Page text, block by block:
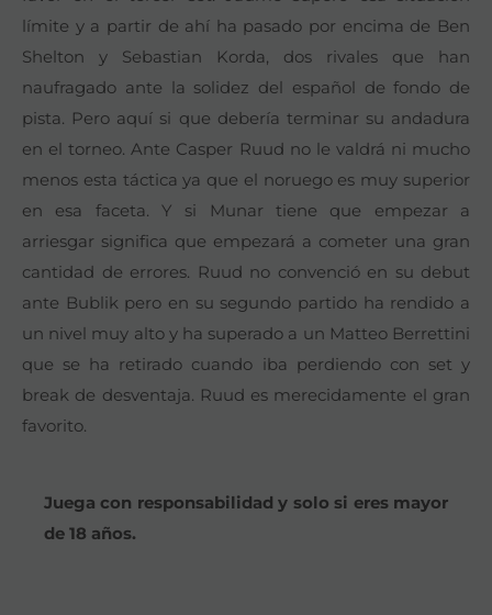
límite y a partir de ahí ha pasado por encima de Ben
Shelton y Sebastian Korda, dos rivales que han
naufragado ante la solidez del español de fondo de
pista. Pero aquí si que debería terminar su andadura
en el torneo. Ante Casper Ruud no le valdrá ni mucho
menos esta táctica ya que el noruego es muy superior
en esa faceta. Y si Munar tiene que empezar a
arriesgar significa que empezará a cometer una gran
cantidad de errores. Ruud no convenció en su debut
ante Bublik pero en su segundo partido ha rendido a
un nivel muy alto y ha superado a un Matteo Berrettini
que se ha retirado cuando iba perdiendo con set y
break de desventaja. Ruud es merecidamente el gran
favorito.
Juega con responsabilidad y solo si eres mayor
de 18 años.